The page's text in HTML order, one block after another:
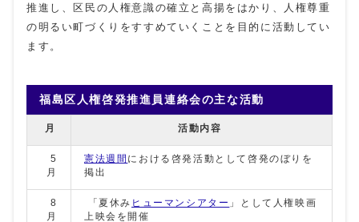
推進し、区民の人権意識の確立と高揚をはかり、人権尊重
の明るい町づくりをすすめていくことを目的に活動してい
ます。
福島区人権啓発推進員連絡会の主な活動
月 活動内容
5
月
憲法週間 における啓発活動として啓発のぼりを
掲出
8
月
「夏休み ヒューマンシアター 」として人権映画
上映会を開催